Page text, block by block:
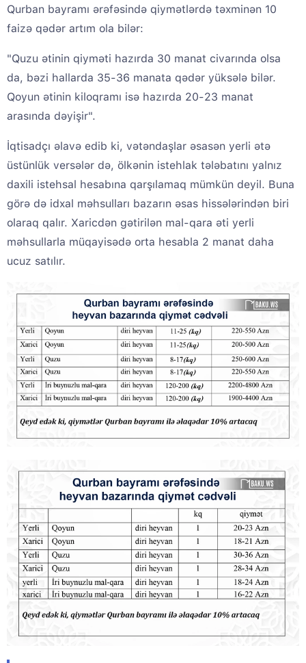
Qurban bayramı ərəfəsində qiymətlərdə təxminən 10
faizə qədər artım ola bilər:
"Quzu ətinin qiyməti hazırda 30 manat civarında olsa
da, bəzi hallarda 35-36 manata qədər yüksələ bilər.
Qoyun ətinin kiloqramı isə hazırda 20-23 manat
arasında dəyişir".
İqtisadçı əlavə edib ki, vətəndaşlar əsasən yerli ətə
üstünlük versələr də, ölkənin istehlak tələbatını yalnız
daxili istehsal hesabına qarşılamaq mümkün deyil. Buna
görə də idxal məhsulları bazarın əsas hissələrindən biri
olaraq qalır. Xaricdən gətirilən mal-qara əti yerli
məhsullarla müqayisədə orta hesabla 2 manat daha
ucuz satılır.